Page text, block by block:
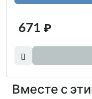
671 ₽
Вместе с